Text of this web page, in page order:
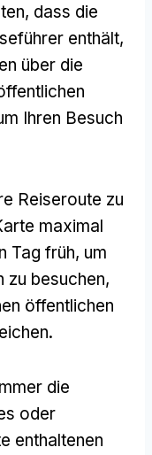
dass die
enthält,
über die
Ihren Besuch
Reiseroute zu
maximal
Tag früh, um
zu besuchen,
öffentlichen
die
oder
enthaltenen